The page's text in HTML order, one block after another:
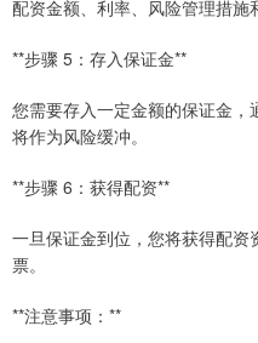
配资金额、利率、风险管理措施
**步骤 5：存入保证金**
您需要存入一定金额的保证金
将作为风险缓冲。
**步骤 6：获得配资**
一旦保证金到位，您将获得配
票。
**注意事项：**